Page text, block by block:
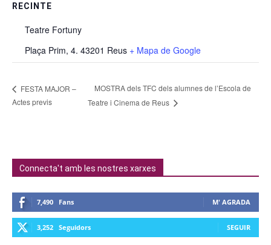
RECINTE
Teatre Fortuny
Plaça Prim, 4. 43201 Reus + Mapa de Google
FESTA MAJOR –
Actes previs
MOSTRA dels TFC dels alumnes de l’Escola de
Teatre i Cinema de Reus
Connecta't amb les nostres xarxes
7,490 Fans M' AGRADA
3,252 Seguidors SEGUIR